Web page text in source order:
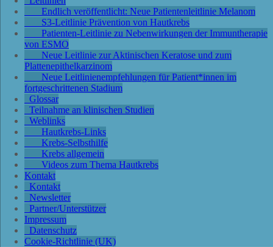
Endlich veröffentlicht: Neue Patientenleitlinie Melanom
S3-Leitlinie Prävention von Hautkrebs
Patienten-Leitlinie zu Nebenwirkungen der Immuntherapie
von ESMO
Neue Leitlinie zur Aktinischen Keratose und zum
Plattenepithelkarzinom
Neue Leitlinienempfehlungen für Patient*innen im
fortgeschrittenen Stadium
Glossar
Teilnahme an klinischen Studien
Weblinks
Hautkrebs-Links
Krebs-Selbsthilfe
Krebs allgemein
Videos zum Thema Hautkrebs
Kontakt
Kontakt
Newsletter
Partner/Unterstützer
Impressum
Datenschutz
Cookie-Richtlinie (UK)